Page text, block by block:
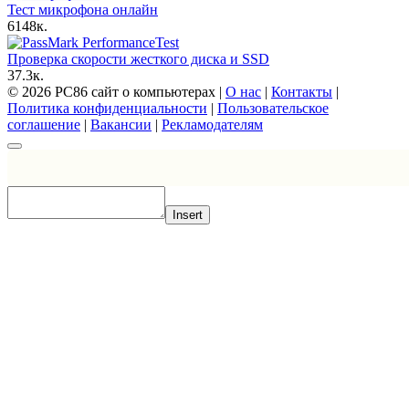
Тест микрофона онлайн
6148к.
Проверка скорости жесткого диска и SSD
37.3к.
© 2026 PC86 сайт о компьютерах | О нас | Контакты |
Политика конфиденциальности | Пользовательское
соглашение | Вакансии | Рекламодателям
Insert